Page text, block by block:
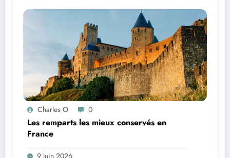
Charles O 0
Les remparts les mieux conservés en
France
9 Juin 2026